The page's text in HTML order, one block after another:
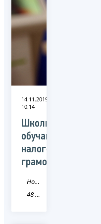
14.11.2019
10:14
Школьников
обучают
налоговой
грамотности
Новость
48 Липецкая область